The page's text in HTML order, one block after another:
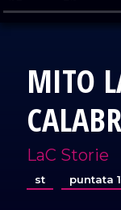
MITO
LaC Storie
st puntata